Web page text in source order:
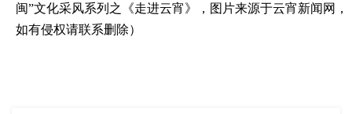
闽”文化采风系列之《走进云宵》，图片来源于云宵新闻网，
如有侵权请联系删除）